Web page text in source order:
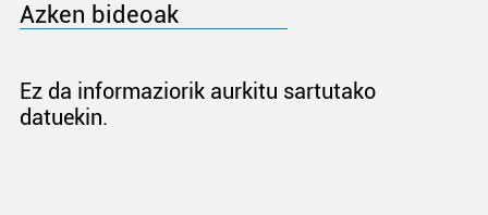
Azken bideoak
Ez da informaziorik aurkitu sartutako
datuekin.